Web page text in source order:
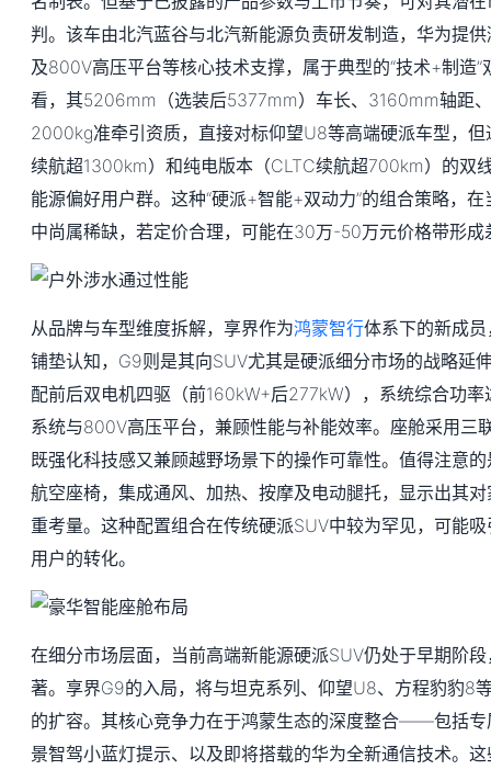
判。该车由北汽蓝谷与北汽新能源负责研发制造，华为提
及800V高压平台等核心技术支撑，属于典型的“技术+制造
看，其5206mm（选装后5377mm）车长、3160mm轴距
2000kg准牵引资质，直接对标仰望U8等高端硬派车型，
续航超1300km）和纯电版本（CLTC续航超700km）的双
能源偏好用户群。这种“硬派+智能+双动力”的组合策略，
中尚属稀缺，若定价合理，可能在30万-50万元价格带形成
从品牌与车型维度拆解，享界作为鸿蒙智行体系下的新成
铺垫认知，G9则是其向SUV尤其是硬派细分市场的战略延
配前后双电机四驱（前160kW+后277kW），系统综合功
系统与800V高压平台，兼顾性能与补能效率。座舱采用三
既强化科技感又兼顾越野场景下的操作可靠性。值得注意
航空座椅，集成通风、加热、按摩及电动腿托，显示出其
重考量。这种配置组合在传统硬派SUV中较为罕见，可能
用户的转化。
在细分市场层面，当前高端新能源硬派SUV仍处于早期阶
著。享界G9的入局，将与坦克系列、仰望U8、方程豹豹8
的扩容。其核心竞争力在于鸿蒙生态的深度整合——包括
景智驾小蓝灯提示、以及即将搭载的华为全新通信技术。